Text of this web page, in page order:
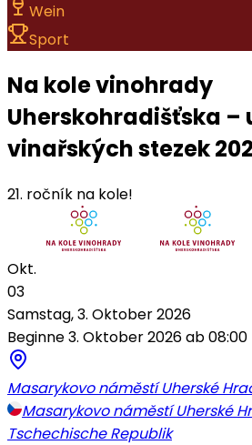
Wein
Sport
Na kole vinohrady
Uherskohradišťska –
vinařských stezek
21. ročník na kole!
Okt.
03
Samstag, 3. Oktober 2026
Beginne 3. Oktober 2026 ab 08:00
Masarykovo náměstí Uherské
Masarykovo náměstí Uherské
Tschechische Republik